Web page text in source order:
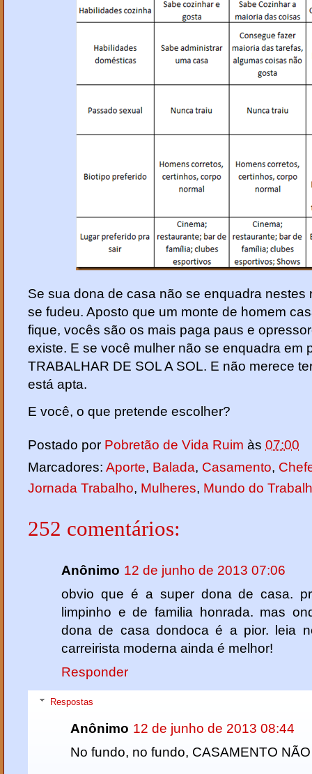
Se sua dona de casa não se enquadra
se fudeu. Aposto que um monte de homem
fique, vocês são os mais paga paus e
existe. E se você mulher não se enquadra em
TRABALHAR DE SOL A SOL. E não merece
está apta.
E você, o que pretende escolher?
Postado por Pobretão de Vida Ruim às 07:00
Marcadores: Aporte, Balada, Casamento,
Jornada Trabalho, Mulheres, Mundo do
252 comentários:
Anônimo 12 de junho de 2013 07:06
obvio que é a super dona de casa.
limpinho e de familia honrada. mas
dona de casa dondoca é a pior. leia
carreirista moderna ainda é melhor!
Responder
Respostas
Anônimo 12 de junho de 2013 08:44
No fundo, no fundo, CASAMENTO